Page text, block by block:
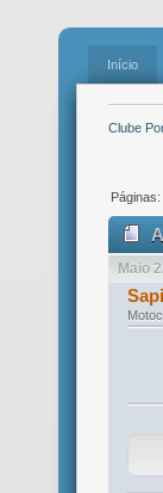
Início
Clube
Páginas:
Maio